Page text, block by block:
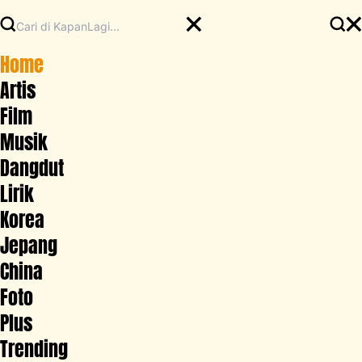
Home
Artis
Film
Musik
Dangdut
Lirik
Korea
Jepang
China
Foto
Plus
Trending